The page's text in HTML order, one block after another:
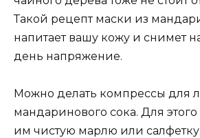
Такой рецепт маски из
напитает вашу кожу и снимет
день напряжение.
Можно делать компрессы для
мандаринового сока. Для
им чистую марлю или